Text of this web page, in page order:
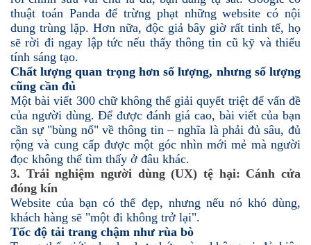
thuật toán Panda để trừng phạt những website có nội
dung trùng lặp. Hơn nữa, độc giả bây giờ rất tinh tế, họ
sẽ rời đi ngay lập tức nếu thấy thông tin cũ kỹ và thiếu
tính sáng tạo.
Chất lượng quan trọng hơn số lượng, nhưng số lượng
cũng cần đủ
Một bài viết 300 chữ không thể giải quyết triệt để vấn đề
của người dùng. Để được đánh giá cao, bài viết của bạn
cần sự "bùng nổ" về thông tin – nghĩa là phải đủ sâu, đủ
rộng và cung cấp được một góc nhìn mới mẻ mà người
đọc không thể tìm thấy ở đâu khác.
3. Trải nghiệm người dùng (UX) tệ hại: Cánh cửa
đóng kín
Website của bạn có thể đẹp, nhưng nếu nó khó dùng,
khách hàng sẽ "một đi không trở lại".
Tốc độ tải trang chậm như rùa bò